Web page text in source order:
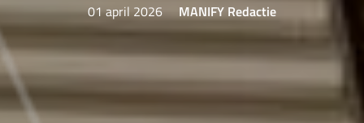
01 april 2026 MANIFY Redactie